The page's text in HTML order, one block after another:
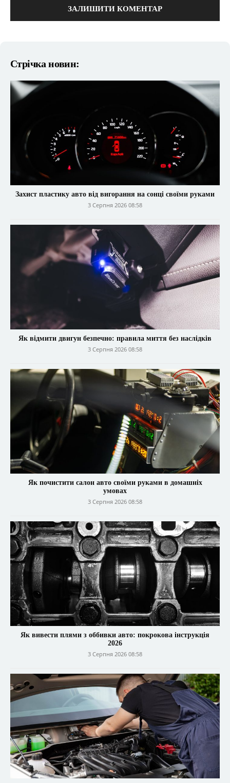
Стрічка новин:
Захист пластику авто від вигорання на сонці своїми руками
3 Серпня 2026 08:58
Як відмити двигун безпечно: правила миття без наслідків
3 Серпня 2026 08:58
Як почистити салон авто своїми руками в домашніх
умовах
3 Серпня 2026 08:58
Як вивести плями з оббивки авто: покрокова інструкція
2026
3 Серпня 2026 08:58